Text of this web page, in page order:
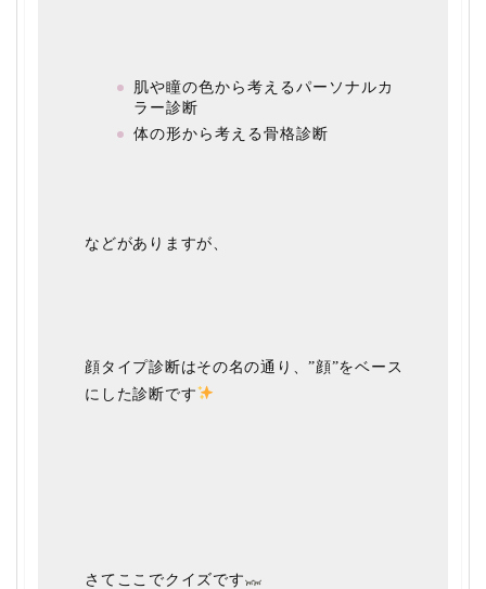
肌や瞳の色から考えるパーソナルカ
ラー診断
体の形から考える骨格診断
などがありますが、
顔タイプ診断はその名の通り、”顔”をベース
にした診断です
さてここでクイズです